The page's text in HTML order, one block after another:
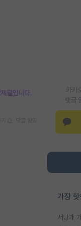
카카
댓글
가장
제글입니다.